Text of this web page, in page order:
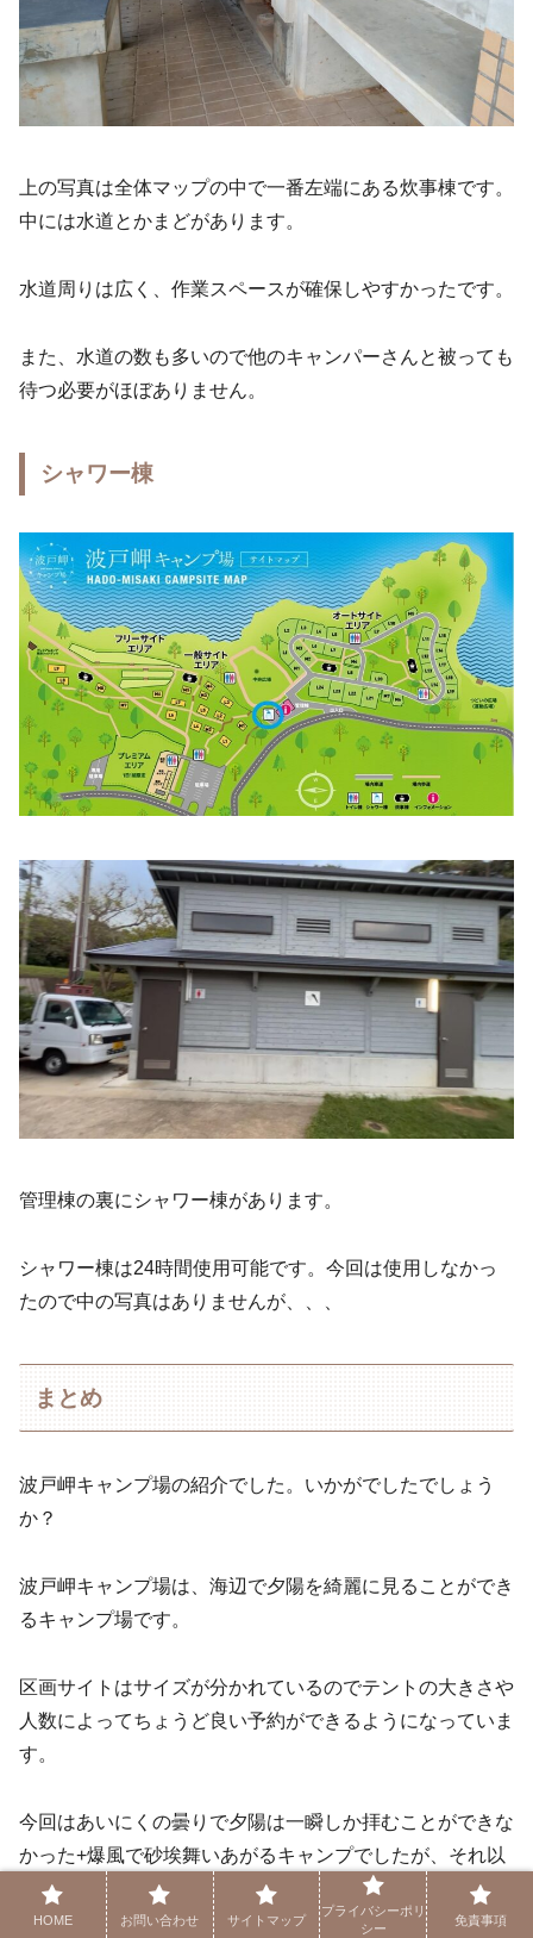
上の写真は全体マップの中で一番左端にある炊事棟です。
中には水道とかまどがあります。
水道周りは広く、作業スペースが確保しやすかったです。
また、水道の数も多いので他のキャンパーさんと被っても
待つ必要がほぼありません。
シャワー棟
管理棟の裏にシャワー棟があります。
シャワー棟は24時間使用可能です。今回は使用しなかっ
たので中の写真はありませんが、、、
まとめ
波戸岬キャンプ場の紹介でした。いかがでしたでしょう
か？
波戸岬キャンプ場は、海辺で夕陽を綺麗に見ることができ
るキャンプ場です。
区画サイトはサイズが分かれているのでテントの大きさや
人数によってちょうど良い予約ができるようになっていま
す。
今回はあいにくの曇りで夕陽は一瞬しか拝むことができな
かった+爆風で砂埃舞いあがるキャンプでしたが、それ以
上に景色を楽しむことができました！
HOME お問い合わせ サイトマップ
プライバシーポリ
シー
免責事項